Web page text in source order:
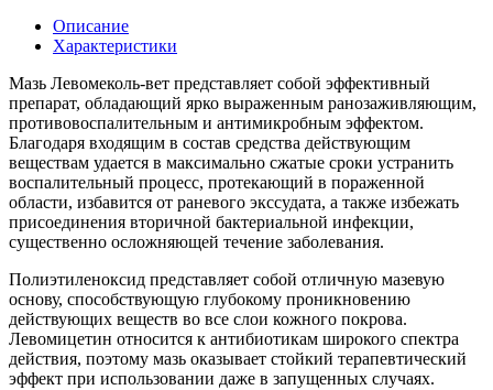
Описание
Характеристики
Мазь Левомеколь-вет представляет собой эффективный
препарат, обладающий ярко выраженным ранозаживляющим,
противовоспалительным и антимикробным эффектом.
Благодаря входящим в состав средства действующим
веществам удается в максимально сжатые сроки устранить
воспалительный процесс, протекающий в пораженной
области, избавится от раневого экссудата, а также избежать
присоединения вторичной бактериальной инфекции,
существенно осложняющей течение заболевания.
Полиэтиленоксид представляет собой отличную мазевую
основу, способствующую глубокому проникновению
действующих веществ во все слои кожного покрова.
Левомицетин относится к антибиотикам широкого спектра
действия, поэтому мазь оказывает стойкий терапевтический
эффект при использовании даже в запущенных случаях.